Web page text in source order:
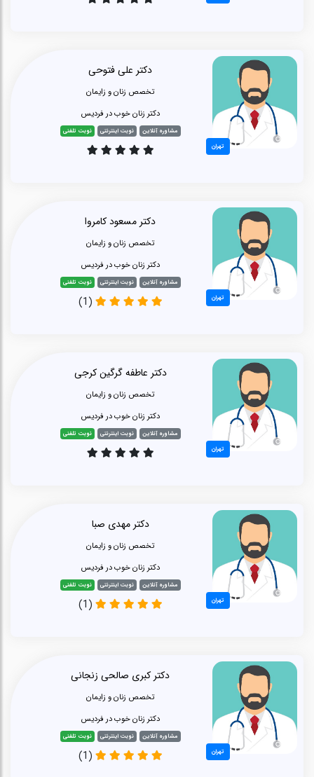
تهران
دکتر علی فتوحی
تخصص زنان و زایمان
دکتر زنان خوب در فردیس
مشاوره آنلاین نوبت اینترنتی نوبت تلفنی
تهران
دکتر مسعود کامروا
تخصص زنان و زایمان
دکتر زنان خوب در فردیس
مشاوره آنلاین نوبت اینترنتی نوبت تلفنی
(1)
تهران
دکتر عاطفه گرگین کرجی
تخصص زنان و زایمان
دکتر زنان خوب در فردیس
مشاوره آنلاین نوبت اینترنتی نوبت تلفنی
تهران
دکتر مهدی صبا
تخصص زنان و زایمان
دکتر زنان خوب در فردیس
مشاوره آنلاین نوبت اینترنتی نوبت تلفنی
(1)
تهران
دکتر کبری صالحی زنجانی
تخصص زنان و زایمان
دکتر زنان خوب در فردیس
مشاوره آنلاین نوبت اینترنتی نوبت تلفنی
(1)